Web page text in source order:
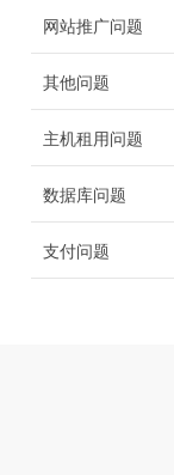
网站推广问题
其他问题
主机租用问题
数据库问题
支付问题